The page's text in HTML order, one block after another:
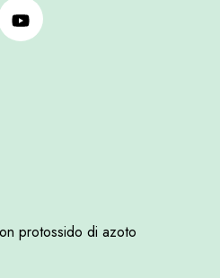
protossido di azoto